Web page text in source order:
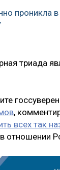
проникла в
триада
,
всех так
отношении